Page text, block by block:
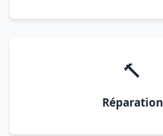
🔨
Réparation